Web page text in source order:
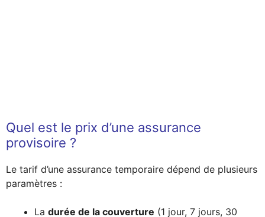
Quel est le prix d’une assurance
provisoire ?
Le tarif d’une assurance temporaire dépend de plusieurs
paramètres :
La durée de la couverture (1 jour, 7 jours, 30